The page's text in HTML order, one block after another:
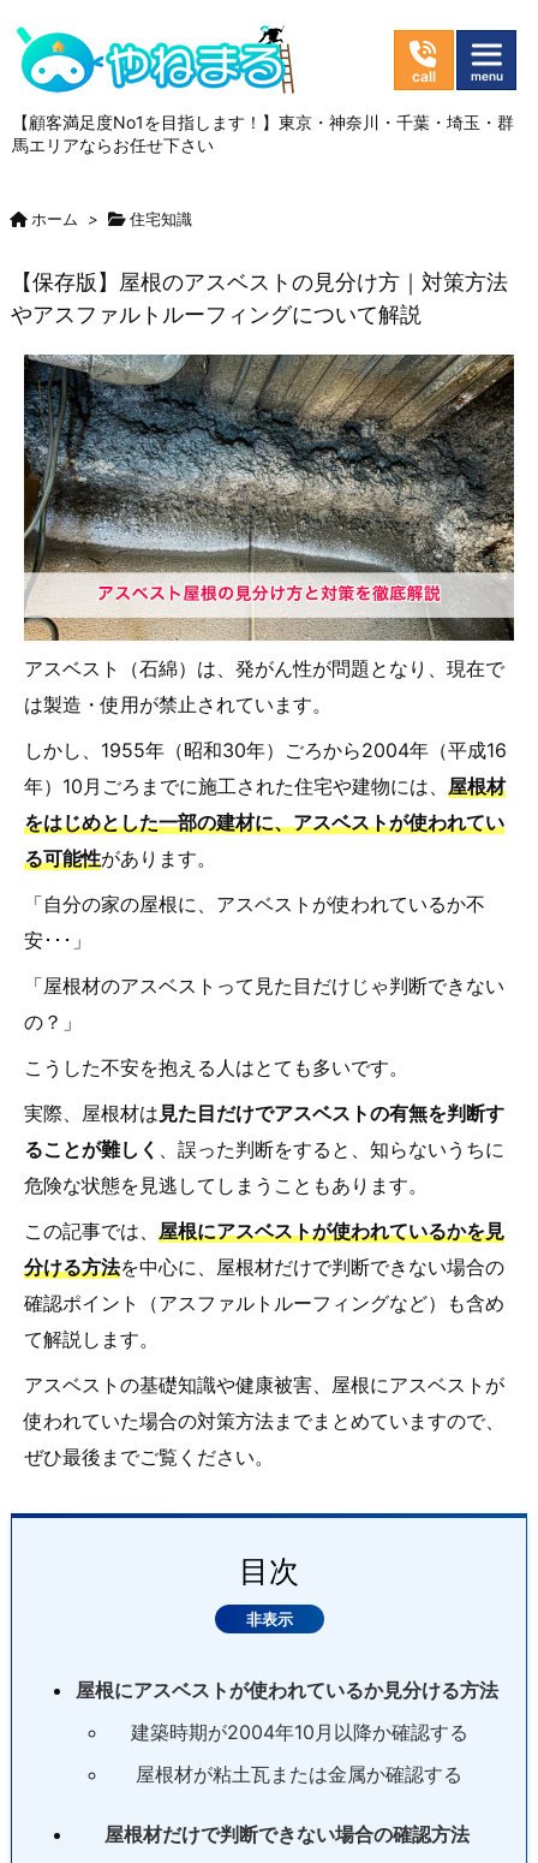
【顧客満足度No1を目指します！】東京・神奈川・千葉・埼玉・群
馬エリアならお任せ下さい
ホーム > 住宅知識
【保存版】屋根のアスベストの見分け方｜対策方法
やアスファルトルーフィングについて解説
アスベスト（石綿）は、発がん性が問題となり、現在で
は製造・使用が禁止されています。
しかし、1955年（昭和30年）ごろから2004年（平成16
年）10月ごろまでに施工された住宅や建物には、屋根材
をはじめとした一部の建材に、アスベストが使われてい
る可能性があります。
「自分の家の屋根に、アスベストが使われているか不
安･･･」
「屋根材のアスベストって見た目だけじゃ判断できない
の？」
こうした不安を抱える人はとても多いです。
実際、屋根材は 見た目だけでアスベストの有無を判断す
ることが難しく
、誤った判断をすると、知らないうちに
危険な状態を見逃してしまうこともあります。
この記事では、屋根にアスベストが使われているかを見
分ける方法を中心に、屋根材だけで判断できない場合の
確認ポイント（アスファルトルーフィングなど）も含め
て解説します。
アスベストの基礎知識や健康被害、屋根にアスベストが
使われていた場合の対策方法までまとめていますので、
ぜひ最後までご覧ください。
目次
屋根にアスベストが使われているか見分ける方法
建築時期が2004年10月以降か確認する
屋根材が粘土瓦または金属か確認する
屋根材だけで判断できない場合の確認方法